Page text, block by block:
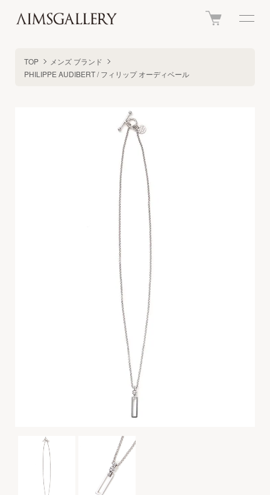
TOP
メンズ ブランド
PHILIPPE AUDIBERT / フィリップ オーディベール